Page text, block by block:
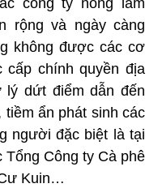
công ty nông lâm
rộng và ngày càng
không được các cơ
cấp chính quyền địa
lý dứt điểm dẫn đến
tiềm ẩn phát sinh các
người đặc biệt là tại
Công ty Cà phê
Kuin…